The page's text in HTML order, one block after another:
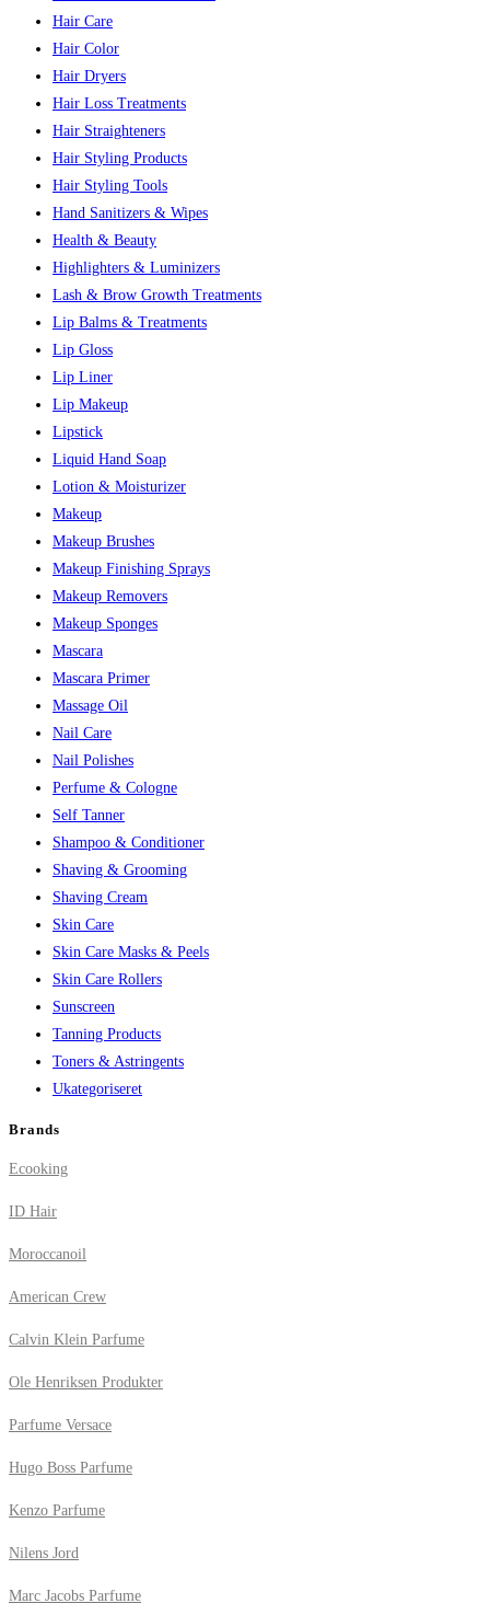
Hair Care
Hair Color
Hair Dryers
Hair Loss Treatments
Hair Straighteners
Hair Styling Products
Hair Styling Tools
Hand Sanitizers & Wipes
Health & Beauty
Highlighters & Luminizers
Lash & Brow Growth Treatments
Lip Balms & Treatments
Lip Gloss
Lip Liner
Lip Makeup
Lipstick
Liquid Hand Soap
Lotion & Moisturizer
Makeup
Makeup Brushes
Makeup Finishing Sprays
Makeup Removers
Makeup Sponges
Mascara
Mascara Primer
Massage Oil
Nail Care
Nail Polishes
Perfume & Cologne
Self Tanner
Shampoo & Conditioner
Shaving & Grooming
Shaving Cream
Skin Care
Skin Care Masks & Peels
Skin Care Rollers
Sunscreen
Tanning Products
Toners & Astringents
Ukategoriseret
Brands
Ecooking
ID Hair
Moroccanoil
American Crew
Calvin Klein Parfume
Ole Henriksen Produkter
Parfume Versace
Hugo Boss Parfume
Kenzo Parfume
Nilens Jord
Marc Jacobs Parfume